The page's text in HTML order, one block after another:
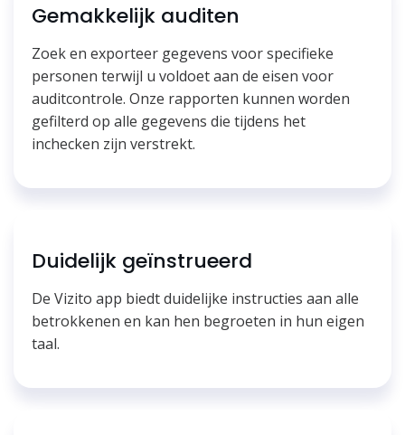
Gemakkelijk auditen
Zoek en exporteer gegevens voor specifieke
personen terwijl u voldoet aan de eisen voor
auditcontrole. Onze rapporten kunnen worden
gefilterd op alle gegevens die tijdens het
inchecken zijn verstrekt.
Duidelijk geïnstrueerd
De Vizito app biedt duidelijke instructies aan alle
betrokkenen en kan hen begroeten in hun eigen
taal.